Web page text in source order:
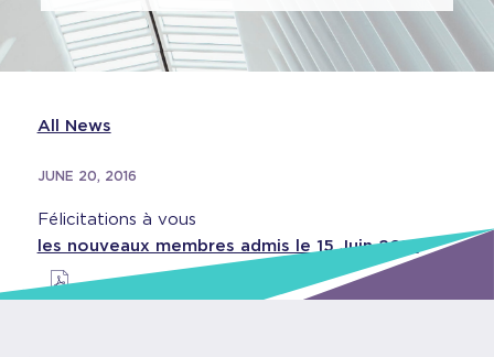
All News
JUNE 20, 2016
Félicitations à vous
les nouveaux membres admis le 15 Juin 2016